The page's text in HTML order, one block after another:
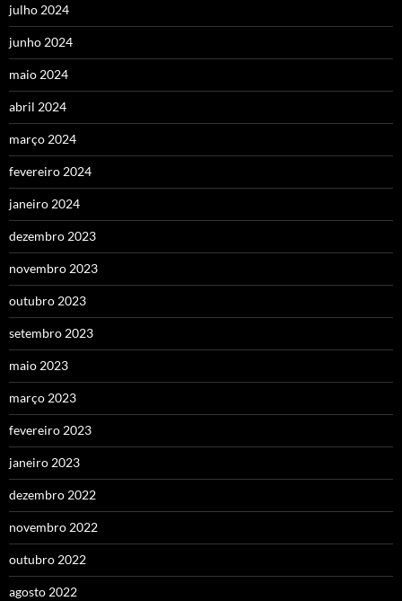
julho 2024
junho 2024
maio 2024
abril 2024
março 2024
fevereiro 2024
janeiro 2024
dezembro 2023
novembro 2023
outubro 2023
setembro 2023
maio 2023
março 2023
fevereiro 2023
janeiro 2023
dezembro 2022
novembro 2022
outubro 2022
agosto 2022